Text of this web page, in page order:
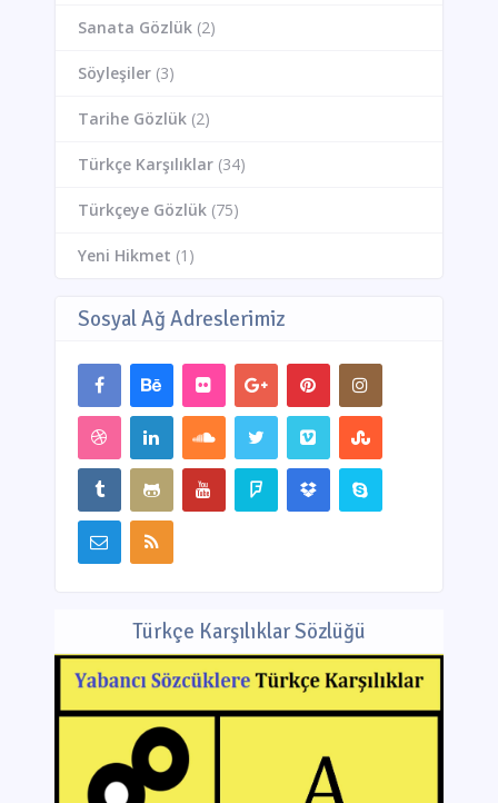
Sanata Gözlük(2)
Söyleşiler(3)
Tarihe Gözlük(2)
Türkçe Karşılıklar(34)
Türkçeye Gözlük(75)
Yeni Hikmet (1)
Sosyal Ağ Adreslerimiz
Türkçe Karşılıklar Sözlüğü